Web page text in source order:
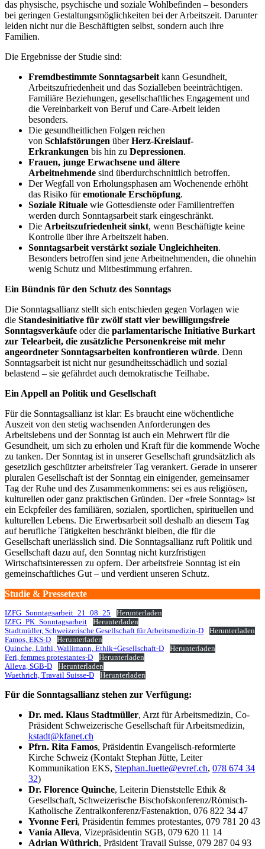
das physische, psychische und soziale Wohlbefinden – besonders
bei geringen Gestaltungsmöglichkeiten bei der Arbeitszeit. Darunter
leiden nicht nur die Beschäftigten selbst, sondern auch ihre
Familien.
Die Ergebnisse der Studie sind:
Fremdbestimmte Sonntagsarbeit kann Gesundheit,
Arbeitszufriedenheit und das Sozialleben beeinträchtigen.
Familiäre Beziehungen, gesellschaftliches Engagement und
die Vereinbarkeit von Beruf und Care-Arbeit leiden
besonders.
Die gesundheitlichen Folgen reichen
von Schlafstörungen überHerz-Kreislauf-
Erkrankungen bis hin zu Depressionen.
Frauen, junge Erwachsene und ältere
Arbeitnehmende sind überdurchschnittlich betroffen.
Der Wegfall von Erholungsphasen am Wochenende erhöht
das Risiko füremotionale Erschöpfung.
Soziale Rituale wie Gottesdienste oder Familientreffen
werden durch Sonntagsarbeit stark eingeschränkt.
Die Arbeitszufriedenheit sinkt, wenn Beschäftigte keine
Kontrolle über ihre Arbeitszeit haben.
Sonntagsarbeit verstärkt soziale Ungleichheiten.
Besonders betroffen sind jene Arbeitnehmenden, die ohnehin
wenig Schutz und Mitbestimmung erfahren.
Ein Bündnis für den Schutz des Sonntags
Die Sonntagsallianz stellt sich entschieden gegen Vorlagen wie
die Standesinitiative für zwölf statt vier bewilligungsfreie
Sonntagsverkäufe oder die parlamentarische Initiative Burkart
zur Telearbeit, die zusätzliche Personenkreise mit mehr
angeordneter Sonntagsarbeiten konfrontieren würde. Denn
Sonntagsarbeit ist nicht nur gesundheitsschädlich und sozial
belastend – sie gefährdet auch demokratische Teilhabe.
Ein Appell an Politik und Gesellschaft
Für die Sonntagsallianz ist klar: Es braucht eine wöchentliche
Auszeit von den stetig wachsenden Anforderungen des
Arbeitslebens und der Sonntag ist auch ein Mehrwert für die
Gesundheit, um sich zu erholen und Kraft für die kommende Woche
zu tanken. Der Sonntag ist in unserer Gesellschaft grundsätzlich als
gesetzlich geschützter arbeitsfreier Tag verankert. Gerade in unserer
pluralen Gesellschaft ist der Sonntag ein einigender, gemeinsamer
Tag der Ruhe und des Zusammenkommens: sei es aus religiösen,
kulturellen oder ganz praktischen Gründen. Der «freie Sonntag» ist
ein Eckpfeiler des familiären, sozialen, sportlichen, spirituellen und
kulturellen Lebens. Die Erwerbsarbeit soll deshalb an diesem Tag
auf berufliche Tätigkeiten beschränkt bleiben, die für die
Gesellschaft unerlässlich sind. Die Sonntagsallianz ruft Politik und
Gesellschaft dazu auf, den Sonntag nicht kurzfristigen
Wirtschaftsinteressen zu opfern. Der arbeitsfreie Sonntag ist ein
gemeinschaftliches Gut – und verdient unseren Schutz.
Studie & Pressetexte
IZFG_Sonntagsarbeit_21_08_25
Herunterladen
IZFG_PK_Sonntagsarbeit
Herunterladen
Stadtmüller, Schweizerische Gesellschaft für Arbeitsmedizin-D
Herunterladen
Famos, EKS-D
Herunterladen
Quinche, Lüthi, Wallimann, Ethik+Gesellschaft-D
Herunterladen
Feri, femmes protestantes-D
Herunterladen
Alleva, SGB-D
Herunterladen
Wuethrich, Travail Suisse-D
Herunterladen
Für die Sonntagsallianz stehen zur Verfügung:
Dr. med. Klaus Stadtmüller, Arzt für Arbeitsmedizin, Co-
Präsident Schweizerische Gesellschaft für Arbeitsmedizin,
kstadt@kfanet.ch
Pfrn. Rita Famos, Präsidentin Evangelisch-reformierte
Kirche Schweiz (Kontakt Stephan Jütte, Leiter
Kommunikation EKS, Stephan.Juette@evref.ch, 078 674 34
32)
Dr. Florence Quinche, Leiterin Dienststelle Ethik &
Gesellschaft, Schweizerische Bischofskonferenz/Römisch-
Katholische Zentralkonferenz/Fastenaktion, 076 822 34 47
Yvonne Feri, Präsidentin femmes protestantes, 079 781 20 43
Vania Alleva, Vizepräsidentin SGB, 079 620 11 14
Adrian Wüthrich, Präsident Travail Suisse, 079 287 04 93